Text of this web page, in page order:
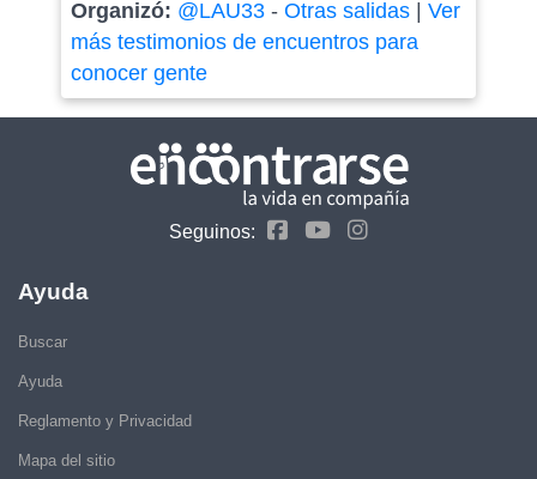
Organizó: @LAU33- Otras salidas| Ver
más testimonios de encuentros para
conocer gente
Seguinos:
Ayuda
Buscar
Ayuda
Reglamento y Privacidad
Mapa del sitio